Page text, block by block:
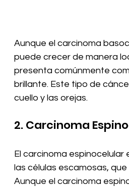
Aunque el carcinoma
puede crecer de manera
presenta comúnmente
brillante. Este tipo de
cuello y las orejas.
2. Carcinoma
El carcinoma espinocelular
las células escamosas,
Aunque el carcinoma